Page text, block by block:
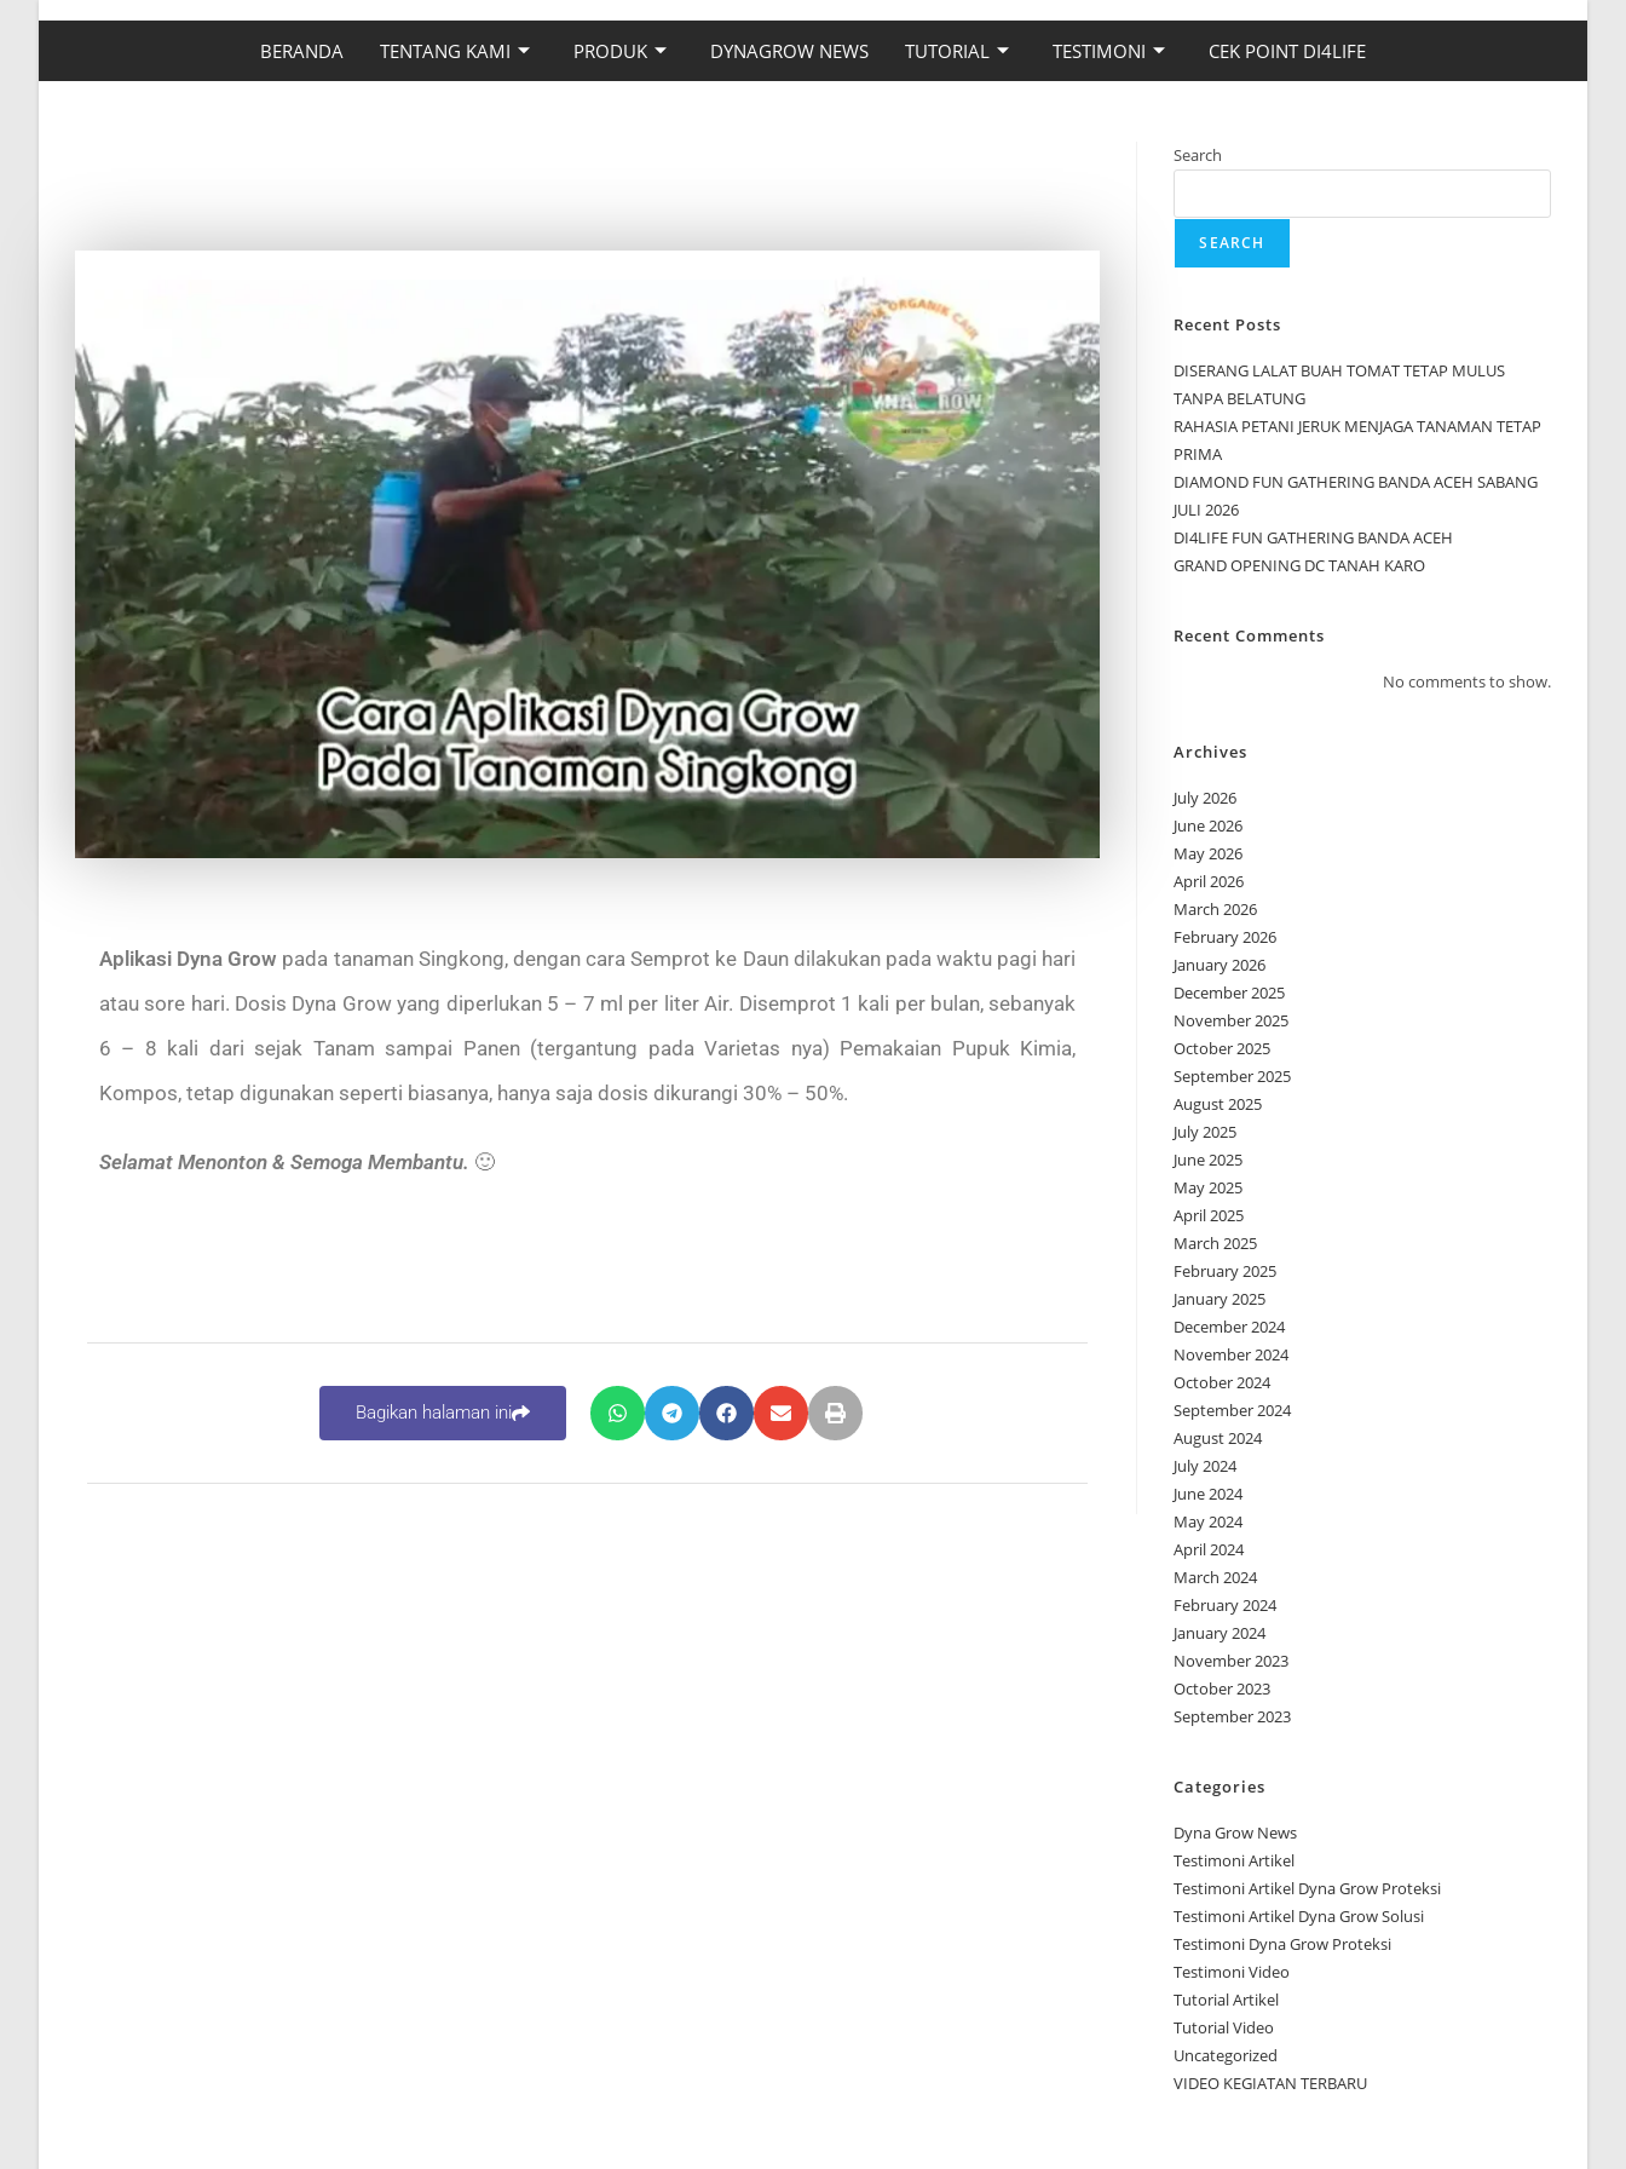
BERANDA TENTANG KAMI PRODUK DYNAGROW NEWS TUTORIAL TESTIMONI CEK POINT DI4LIFE
Aplikasi Dyna Grow pada tanaman Singkong, dengan cara Semprot ke Daun dilakukan pada waktu pagi hari
atau sore hari. Dosis Dyna Grow yang diperlukan 5 – 7 ml per liter Air. Disemprot 1 kali per bulan, sebanyak
6 – 8 kali dari sejak Tanam sampai Panen (tergantung pada Varietas nya) Pemakaian Pupuk Kimia,
Kompos, tetap digunakan seperti biasanya, hanya saja dosis dikurangi 30% – 50%.
Selamat Menonton & Semoga Membantu. 🙂
Bagikan halaman ini
Search
SEARCH
Recent Posts
DISERANG LALAT BUAH TOMAT TETAP MULUS
TANPA BELATUNG
RAHASIA PETANI JERUK MENJAGA TANAMAN TETAP
PRIMA
DIAMOND FUN GATHERING BANDA ACEH SABANG
JULI 2026
DI4LIFE FUN GATHERING BANDA ACEH
GRAND OPENING DC TANAH KARO
Recent Comments
No comments to show.
Archives
July 2026
June 2026
May 2026
April 2026
March 2026
February 2026
January 2026
December 2025
November 2025
October 2025
September 2025
August 2025
July 2025
June 2025
May 2025
April 2025
March 2025
February 2025
January 2025
December 2024
November 2024
October 2024
September 2024
August 2024
July 2024
June 2024
May 2024
April 2024
March 2024
February 2024
January 2024
November 2023
October 2023
September 2023
Categories
Dyna Grow News
Testimoni Artikel
Testimoni Artikel Dyna Grow Proteksi
Testimoni Artikel Dyna Grow Solusi
Testimoni Dyna Grow Proteksi
Testimoni Video
Tutorial Artikel
Tutorial Video
Uncategorized
VIDEO KEGIATAN TERBARU